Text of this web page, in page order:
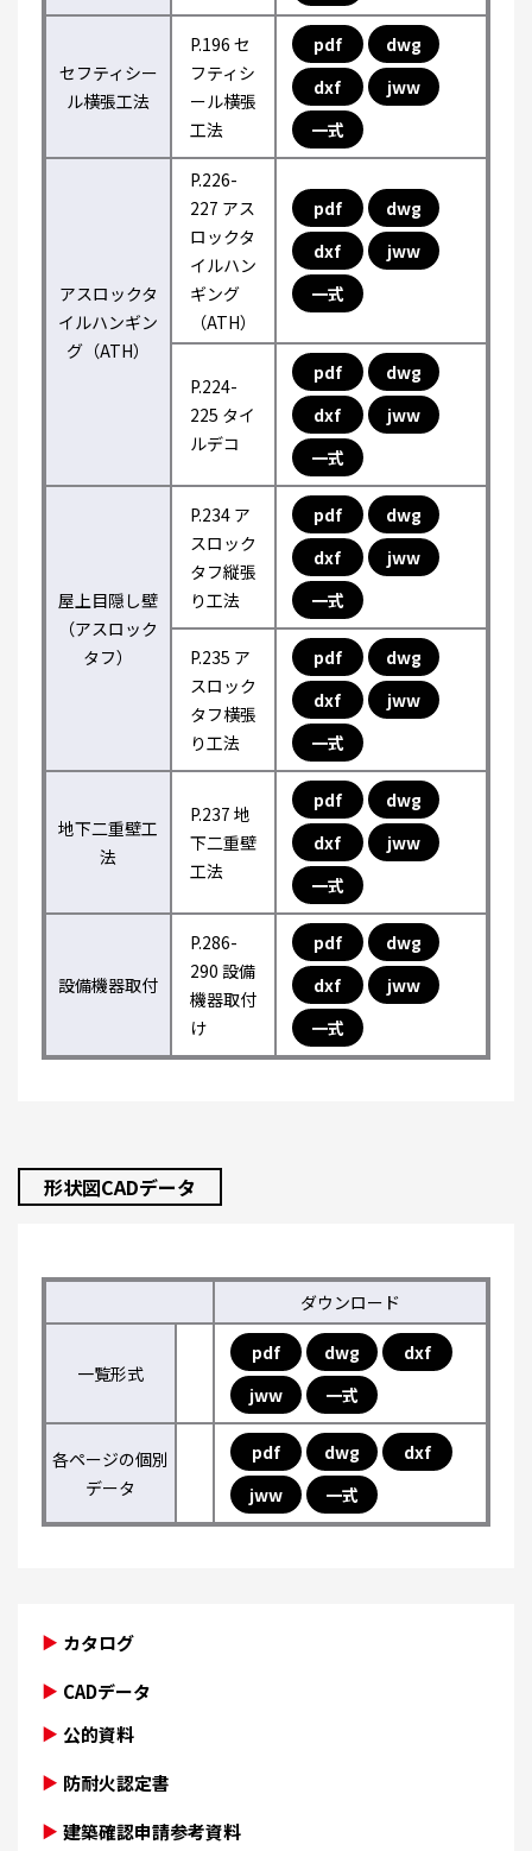
セフティシー
ル横張工法
P.196 セ
フティシ
ール横張
工法
pdf
dwg
dxf
jww
一式
アスロックタ
イルハンギン
グ（ATH）
P.226-
227 アス
ロックタ
イルハン
ギング
（ATH）
pdf
dwg
dxf
jww
一式
P.224-
225 タイ
ルデコ
pdf
dwg
dxf
jww
一式
屋上目隠し壁
（アスロック
タフ）
P.234 ア
スロック
タフ縦張
り工法
pdf
dwg
dxf
jww
一式
P.235 ア
スロック
タフ横張
り工法
pdf
dwg
dxf
jww
一式
地下二重壁工
法
P.237 地
下二重壁
工法
pdf
dwg
dxf
jww
一式
設備機器取付
P.286-
290 設備
機器取付
け
pdf
dwg
dxf
jww
一式
形状図CADデータ
ダウンロード
一覧形式
pdf dwg
dxf
jww
一式
各ページの個別
データ
pdf dwg
dxf
jww
一式
カタログ
CADデータ
公的資料
防耐火認定書
建築確認申請参考資料